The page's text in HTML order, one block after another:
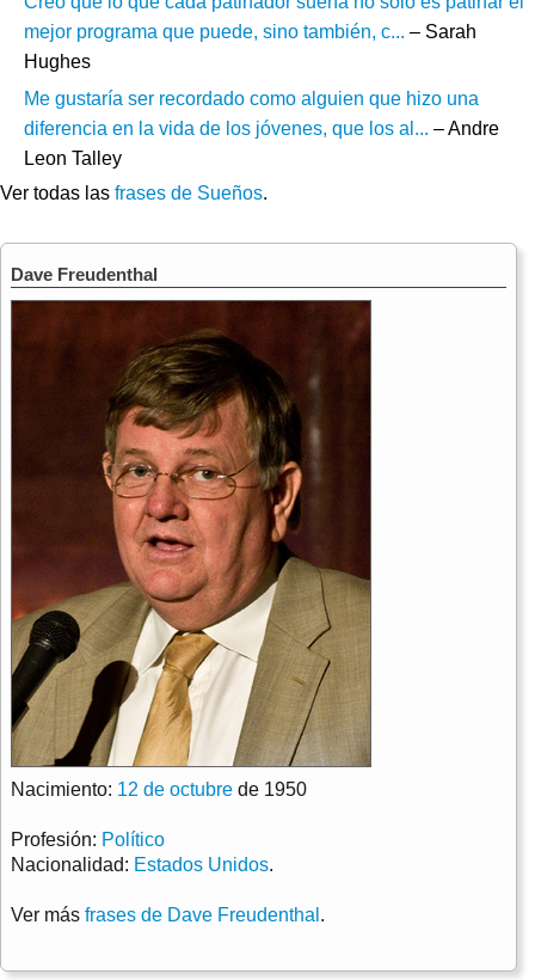
mejor programa que puede, sino también, c... – Sarah
Hughes
Me gustaría ser recordado como alguien que hizo una
diferencia en la vida de los jóvenes, que los al... – Andre
Leon Talley
Ver todas las frases de Sueños.
Dave Freudenthal
Nacimiento: 12 de octubre de 1950
Profesión: Político
Nacionalidad: Estados Unidos.
Ver más frases de Dave Freudenthal .